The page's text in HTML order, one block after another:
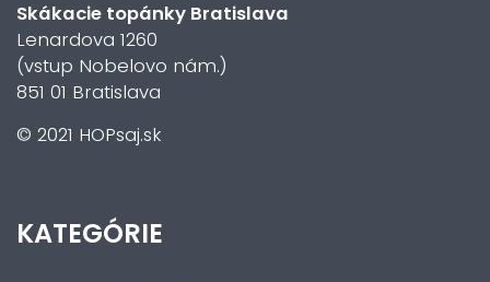
Skákacie topánky Bratislava
Lenardova 1260
(vstup Nobelovo nám.)
851 01 Bratislava
© 2021 HOPsaj.sk
KATEGÓRIE